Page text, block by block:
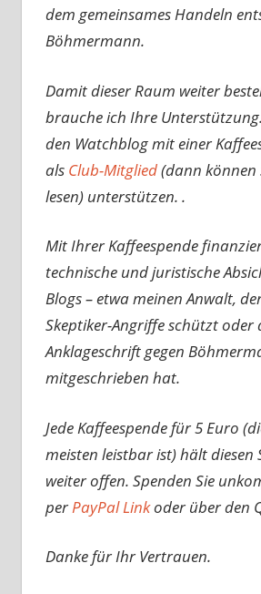
dem gemeinsames Handeln
Böhmermann.
Damit dieser Raum weiter
brauche ich Ihre
den Watchblog mit einer
als Club-Mitglied(dann können
lesen) unterstützen. .
Mit Ihrer Kaffeespende
technische und juristische
Blogs – etwa meinen Anwalt,
Skeptiker-Angriffe schützt oder
Anklageschrift gegen
mitgeschrieben hat.
Jede Kaffeespende für 5 Euro
meisten leistbar ist) hält diesen
weiter offen. Spenden Sie
perPayPal Linkoder über den
Danke für Ihr Vertrauen.